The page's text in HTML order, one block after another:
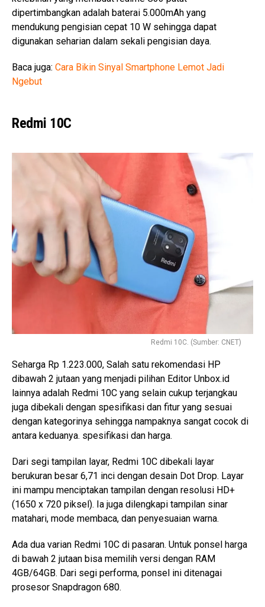
dipertimbangkan adalah baterai 5.000mAh yang
mendukung pengisian cepat 10 W sehingga dapat
digunakan seharian dalam sekali pengisian daya.
Baca juga: Cara Bikin Sinyal Smartphone Lemot Jadi
Ngebut
Redmi 10C
Redmi 10C. (Sumber: CNET)
Seharga Rp 1.223.000, Salah satu rekomendasi HP
dibawah 2 jutaan yang menjadi pilihan Editor Unbox.id
lainnya adalah Redmi 10C yang selain cukup terjangkau
juga dibekali dengan spesifikasi dan fitur yang sesuai
dengan kategorinya sehingga nampaknya sangat cocok di
antara keduanya. spesifikasi dan harga.
Dari segi tampilan layar, Redmi 10C dibekali layar
berukuran besar 6,71 inci dengan desain Dot Drop. Layar
ini mampu menciptakan tampilan dengan resolusi HD+
(1650 x 720 piksel). Ia juga dilengkapi tampilan sinar
matahari, mode membaca, dan penyesuaian warna.
Ada dua varian Redmi 10C di pasaran. Untuk ponsel harga
di bawah 2 jutaan bisa memilih versi dengan RAM
4GB/64GB. Dari segi performa, ponsel ini ditenagai
prosesor Snapdragon 680.